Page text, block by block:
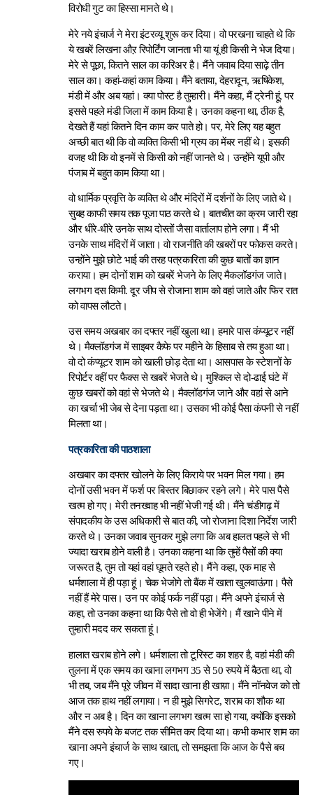
विरोधी गुट का हिस्सा मानते थे।
मेरे नये इंचार्ज ने मेरा इंटरव्यू शुरू कर दिया। वो परखना चाहते थे कि
ये खबरें लिखना औऱ रिपोर्टिंग जानता भी या यूं ही किसी ने भेज दिया।
मेरे से पूछा, कितने साल का करिअर है। मैंने जवाब दिया साढ़े तीन
साल का। कहां-कहां काम किया। मैंने बताया, देहरादून, ऋषिकेश,
मंडी में और अब यहां। क्या पोस्ट है तुम्हारी। मैंने कहा, मैं ट्रेनी हूं, पर
इससे पहले मंडी जिला में काम किया है। उनका कहना था, ठीक है,
देखते हैं यहां कितने दिन काम कर पाते हो। पर, मेरे लिए यह बहुत
अच्छी बात थी कि वो व्यक्ति किसी भी ग्रुप का मेंबर नहीं थे। इसकी
वजह थी कि वो इनमें से किसी को नहीं जानते थे। उन्होंने यूपी और
पंजाब में बहुत काम किया था।
वो धार्मिक प्रवृत्ति के व्यक्ति थे और मंदिरों में दर्शनों के लिए जाते थे।
सुबह काफी समय तक पूजा पाठ करते थे। बातचीत का क्रम जारी रहा
और धीरे-धीरे उनके साथ दोस्तों जैसा वार्तालाप होने लगा। मैं भी
उनके साथ मंदिरों में जाता। वो राजनीति की खबरों पर फोकस करते।
उन्होंने मुझे छोटे भाई की तरह पत्रकारिता की कुछ बातों का ज्ञान
कराया। हम दोनों शाम को खबरें भेजने के लिए मैकलॉडगंज जाते।
लगभग दस किमी. दूर जीप से रोजाना शाम को वहां जाते और फिर रात
को वापस लौटते।
उस समय अखबार का दफ्तर नहीं खुला था। हमारे पास कंप्यूटर नहीं
थे। मैक्लॉडगंज में साइबर कैफे पर महीने के हिसाब से तय हुआ था।
वो दो कंप्यूटर शाम को खाली छोड़ देता था। आसपास के स्टेशनों के
रिपोर्टर वहीं पर फैक्स से खबरें भेजते थे। मुश्किल से दो-ढाई घंटे में
कुछ खबरों को वहां से भेजते थे। मैक्लॉडगंज जाने और वहां से आने
का खर्चा भी जेब से देना पड़ता था। उसका भी कोई पैसा कंपनी से नहीं
मिलता था।
पत्रकारिता की पाठशाला
अखबार का दफ्तर खोलने के लिए किराये पर भवन मिल गया। हम
दोनों उसी भवन में फर्श पर बिस्तर बिछाकर रहने लगे। मेरे पास पैसे
खत्म हो गए। मेरी तनख्वाह भी नहीं भेजी गई थी। मैंने चंडीगढ़ में
संपादकीय के उस अधिकारी से बात की, जो रोजाना दिशा निर्देश जारी
करते थे। उनका जवाब सुनकर मुझे लगा कि अब हालत पहले से भी
ज्यादा खराब होने वाली है। उनका कहना था कि तुम्हें पैसों की क्या
जरूरत है, तुम तो यहां वहां घूमते रहते हो। मैंने कहा, एक माह से
धर्मशाला में ही पड़ा हूं। चेक भेजोगे तो बैंक में खाता खुलवाऊंगा। पैसे
नहीं हैं मेरे पास। उन पर कोई फर्क नहीं पड़ा। मैंने अपने इंचार्ज से
कहा, तो उनका कहना था कि पैसे तो वो ही भेजेंगे। मैं खाने पीने में
तुम्हारी मदद कर सकता हूं।
हालात खराब होने लगे। धर्मशाला तो टूरिस्ट का शहर है, वहां मंडी की
तुलना में एक समय का खाना लगभग 35 से 50 रुपये में बैठता था, वो
भी तब, जब मैंने पूरे जीवन में सादा खाना ही खाय़ा। मैंने नॉनवेज को तो
आज तक हाथ नहीं लगाया। न ही मुझे सिगरेट, शराब का शौक था
और न अब है। दिन का खाना लगभग खत्म सा हो गया, क्योंकि इसको
मैंने दस रुपये के बजट तक सीमित कर दिया था। कभी कभार शाम का
खाना अपने इंचार्ज के साथ खाता, तो समझता कि आज के पैसे बच
गए।